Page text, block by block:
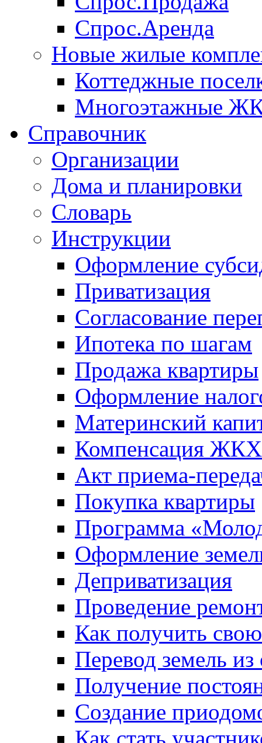
Спрос.Аренда
Новые жилые
Коттеджные
Многоэтажные
Справочник
Организации
Дома и планировки
Словарь
Инструкции
Оформление
Приватизация
Согласование
Ипотека по шагам
Продажа квартиры
Оформление
Материнский
Компенсация ЖКХ
Акт приема-
Покупка квартиры
Программа
Оформление
Деприватизация
Проведение
Как получить
Перевод земель
Получение
Создание